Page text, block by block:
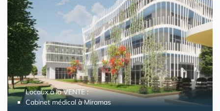
Locaux à la VENTE :
Cabinet médical à Miramas